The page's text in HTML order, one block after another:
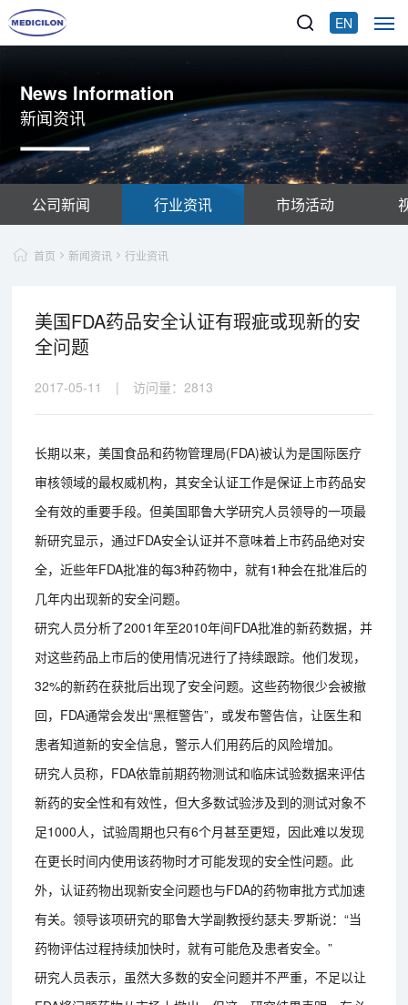
EN
News Information
新闻资讯
公司新闻 行业资讯 市场活动
首页 新闻资讯 行业资讯
美国FDA药品安全认证有瑕疵或现新的安
全问题
2017-05-11 | 访问量： 2813
长期以来，美国食品和药物管理局(FDA)被认为是国际医疗
审核领域的最权威机构，其安全认证工作是保证上市药品安
全有效的重要手段。但美国耶鲁大学研究人员领导的一项最
新研究显示，通过FDA安全认证并不意味着上市药品绝对安
全，近些年FDA批准的每3种药物中，就有1种会在批准后的
几年内出现新的安全问题。
研究人员分析了2001年至2010年间FDA批准的新药数据，并
对这些药品上市后的使用情况进行了持续跟踪。他们发现，
32%的新药在获批后出现了安全问题。这些药物很少会被撤
回，FDA通常会发出“黑框警告”，或发布警告信，让医生和
患者知道新的安全信息，警示人们用药后的风险增加。
研究人员称，FDA依靠前期药物测试和临床试验数据来评估
新药的安全性和有效性，但大多数试验涉及到的测试对象不
足1000人，试验周期也只有6个月甚至更短，因此难以发现
在更长时间内使用该药物时才可能发现的安全性问题。此
外，认证药物出现新安全问题也与FDA的药物审批方式加速
有关。领导该项研究的耶鲁大学副教授约瑟夫·罗斯说：“当
药物评估过程持续加快时，就有可能危及患者安全。”
研究人员表示，虽然大多数的安全问题并不严重，不足以让